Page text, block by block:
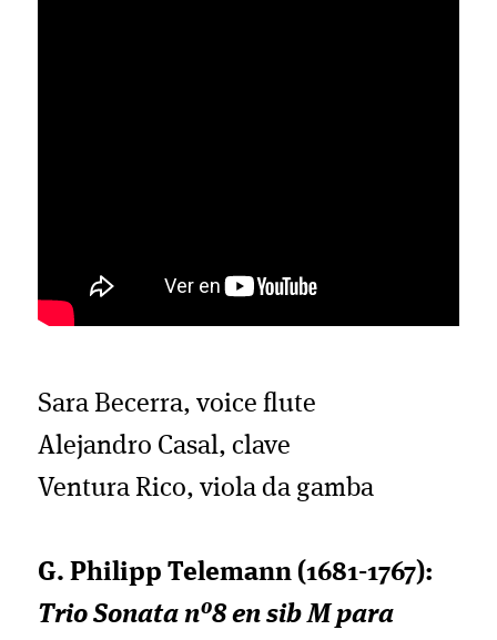
Sara Becerra, voice flute
Alejandro Casal, clave
Ventura Rico, viola da gamba
G. Philipp Telemann (1681-1767):
Trio Sonata nº8 en sib M para